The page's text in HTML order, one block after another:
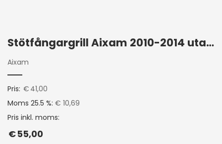
Stötfångargrill Aixam 2010-2014 utan led
Aixam
Pris: € 41,00
Moms 25.5 %: € 10,69
Pris inkl. moms:
€55,00